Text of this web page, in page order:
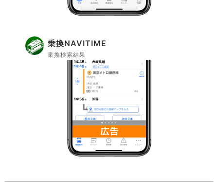
乗換NAVITIME
乗換検索結果